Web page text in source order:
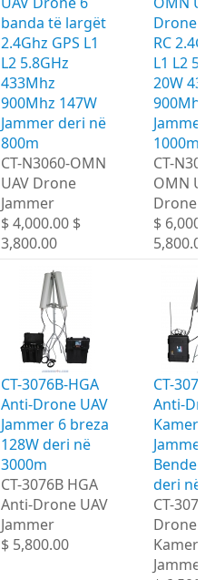
banda të largët
2.4Ghz GPS L1
L2 5.8GHz
433Mhz
900Mhz 147W
Jammer deri në
800m
CT-N3060-OMN
UAV Drone
Jammer
$ 4,000.00 $
3,800.00
Drone 6
RC
L1 L2
20W
900Mhz
Jammer
1000m
CT-
OMN
Drone
$
5,800.00
CT-3076B-HGA
Anti-Drone UAV
Jammer 6 breza
128W deri në
3000m
CT-3076B HGA
Anti-Drone UAV
Jammer
$ 5,800.00
CT-
Anti-
Kamera
Jammer
Bende
deri në
CT-
Drone
Kamera
Jammer